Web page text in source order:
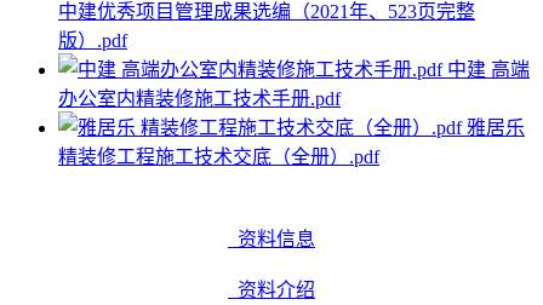
中建优秀项目管理成果选编（2021年、523页完整
版）.pdf
中建 高端
办公室内精装修施工技术手册.pdf
雅居乐
精装修工程施工技术交底（全册）.pdf
资料信息
资料介绍